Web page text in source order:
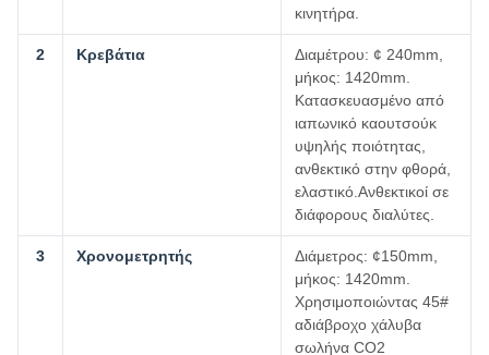
κινητήρα.
2 Κρεβάτια
Διαμέτρου: ¢ 240mm,
μήκος: 1420mm.
Κατασκευασμένο από
ιαπωνικό καουτσούκ
υψηλής ποιότητας,
ανθεκτικό στην φθορά,
ελαστικό.Ανθεκτικοί σε
διάφορους διαλύτες.
3 Χρονομετρητής
Διάμετρος: ¢150mm,
μήκος: 1420mm.
Χρησιμοποιώντας 45#
αδιάβροχο χάλυβα
σωλήνα CO2